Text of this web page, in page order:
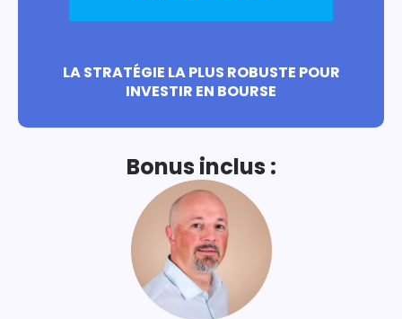
LA STRATÉGIE LA PLUS ROBUSTE POUR
INVESTIR EN BOURSE
Bonus inclus :